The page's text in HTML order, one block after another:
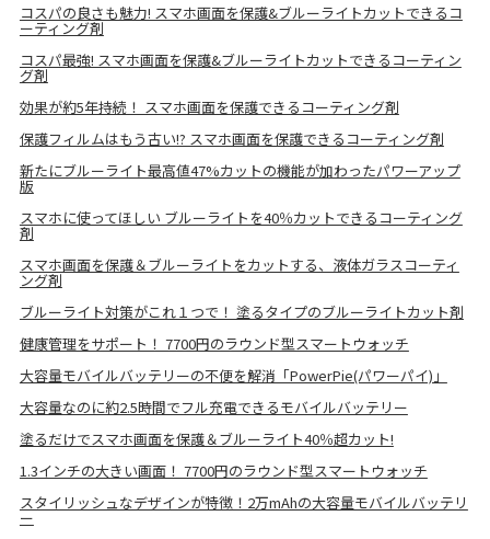
コスパの良さも魅力! スマホ画面を保護&ブルーライトカットできるコ
ーティング剤
コスパ最強! スマホ画面を保護&ブルーライトカットできるコーティン
グ剤
効果が約5年持続！ スマホ画面を保護できるコーティング剤
保護フィルムはもう古い!? スマホ画面を保護できるコーティング剤
新たにブルーライト最高値47%カットの機能が加わったパワーアップ
版
スマホに使ってほしい ブルーライトを40％カットできるコーティング
剤
スマホ画面を保護＆ブルーライトをカットする、液体ガラスコーティ
ング剤
ブルーライト対策がこれ１つで！ 塗るタイプのブルーライトカット剤
健康管理をサポート！ 7700円のラウンド型スマートウォッチ
大容量モバイルバッテリーの不便を解消「PowerPie(パワーパイ)」
大容量なのに約2.5時間でフル充電できるモバイルバッテリー
塗るだけでスマホ画面を保護＆ブルーライト40％超カット!
1.3インチの大きい画面！ 7700円のラウンド型スマートウォッチ
スタイリッシュなデザインが特徴！2万mAhの大容量モバイルバッテリ
ー